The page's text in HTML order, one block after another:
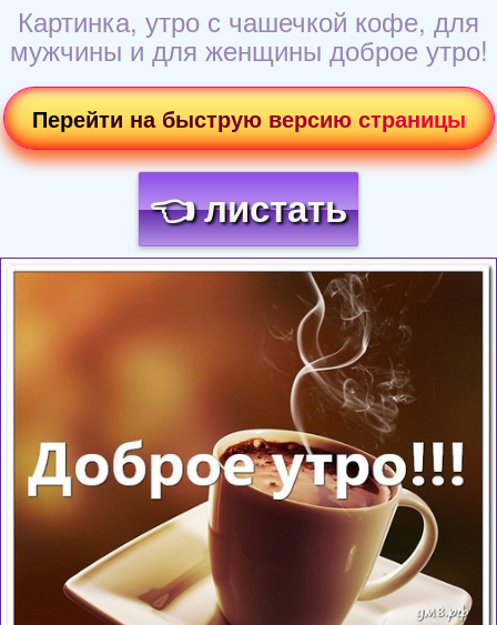
Картинка, утро с чашечкой кофе, для
мужчины и для женщины доброе утро!
Перейти на быструю версию страницы
👈 листать
Загрузка картинки...